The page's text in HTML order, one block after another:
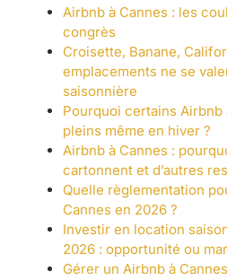
Airbnb à Cannes : les
congrès
Croisette, Banane,
emplacements ne se
saisonnière
Pourquoi certains Airbnb
pleins même en hiver ?
Airbnb à Cannes :
cartonnent et d’autres
Quelle règlementation
Cannes en 2026 ?
Investir en location
2026 : opportunité ou
Gérer un Airbnb à